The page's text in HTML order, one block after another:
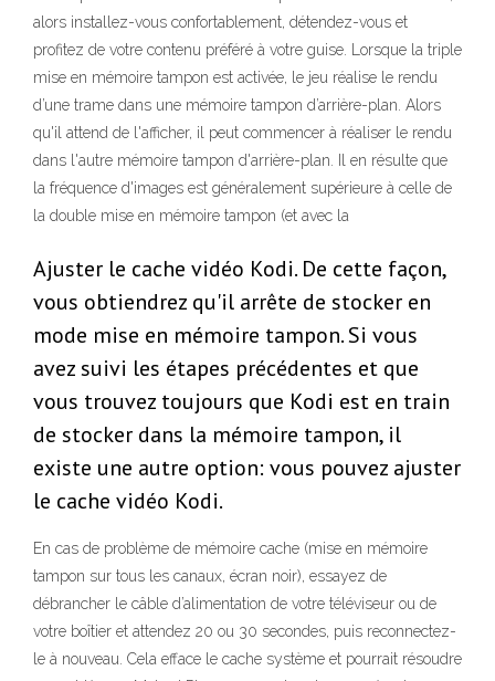
alors installez-vous confortablement, détendez-vous et
profitez de votre contenu préféré à votre guise. Lorsque la triple
mise en mémoire tampon est activée, le jeu réalise le rendu
d’une trame dans une mémoire tampon d’arrière-plan. Alors
qu'il attend de l'afficher, il peut commencer à réaliser le rendu
dans l'autre mémoire tampon d'arrière-plan. Il en résulte que
la fréquence d'images est généralement supérieure à celle de
la double mise en mémoire tampon (et avec la
Ajuster le cache vidéo Kodi. De cette façon,
vous obtiendrez qu'il arrête de stocker en
mode mise en mémoire tampon. Si vous
avez suivi les étapes précédentes et que
vous trouvez toujours que Kodi est en train
de stocker dans la mémoire tampon, il
existe une autre option: vous pouvez ajuster
le cache vidéo Kodi.
En cas de problème de mémoire cache (mise en mémoire
tampon sur tous les canaux, écran noir), essayez de
débrancher le câble d’alimentation de votre téléviseur ou de
votre boîtier et attendez 20 ou 30 secondes, puis reconnectez-
le à nouveau. Cela efface le cache système et pourrait résoudre